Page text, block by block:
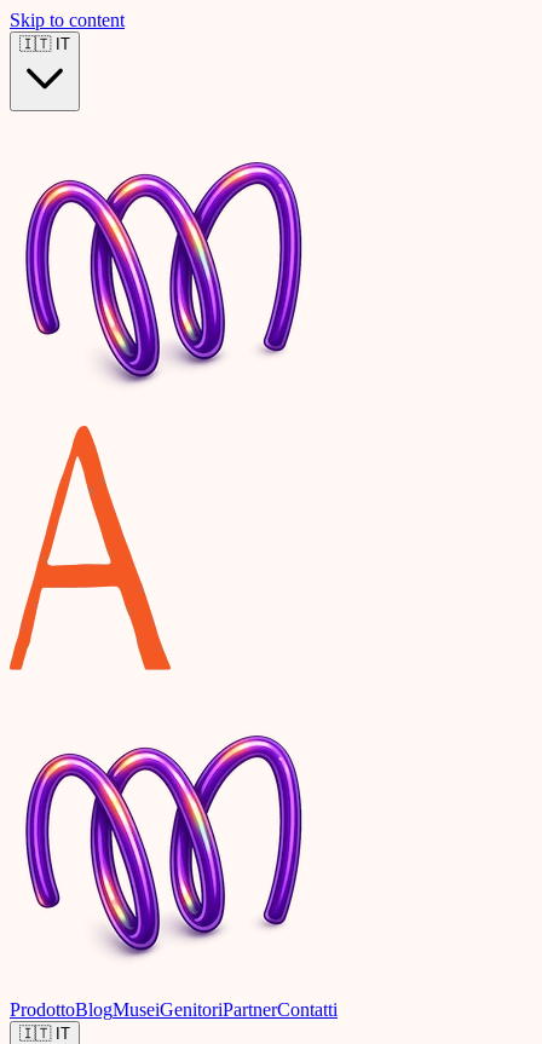
Skip to content
🇮🇹 IT
ProdottoBlogMuseiGenitoriPartnerContatti
🇮🇹 IT